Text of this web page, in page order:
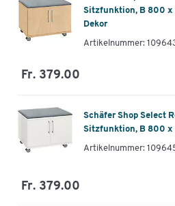
Sitzfunktion, B 800 x
Dekor
Artikelnummer:
Fr. 379.00
Schäfer Shop Select
Sitzfunktion, B 800 x
Artikelnummer:
Fr. 379.00